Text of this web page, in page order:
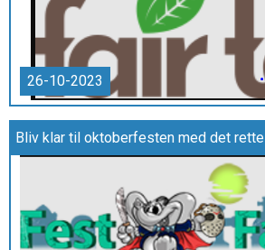
26-10-2023
Bliv klar til oktoberfesten med det